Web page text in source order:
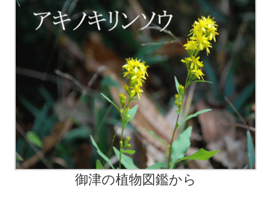
御津の植物図鑑から